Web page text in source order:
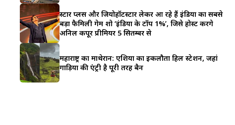
स्टार प्लस और जियोहॉटस्टार लेकर आ रहे हैं इंडिया का सबसे
बड़ा फैमिली गेम शो ‘इंडिया के टॉप 1%’, जिसे होस्ट करेंगे
अनिल कपूर प्रीमियर 5 सितम्बर से
महाराष्ट्र का माथेरान: एशिया का इकलौता हिल स्टेशन, जहां
गाड़ियों की एंट्री है पूरी तरह बैन